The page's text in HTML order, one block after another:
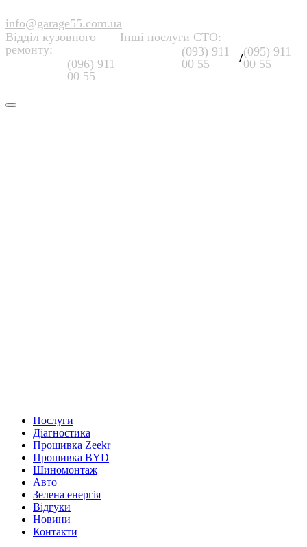
info@garage55.com.ua
Відділ кузовного
ремонту:
(096) 911
00 55
Інші послуги СТО:
(093) 911
00 55
/(095) 911
00 55
Послуги
Діагностика
Прошивка Zeekr
Прошивка BYD
Шиномонтаж
Авто
Зелена енергія
Відгуки
Новини
Контакти